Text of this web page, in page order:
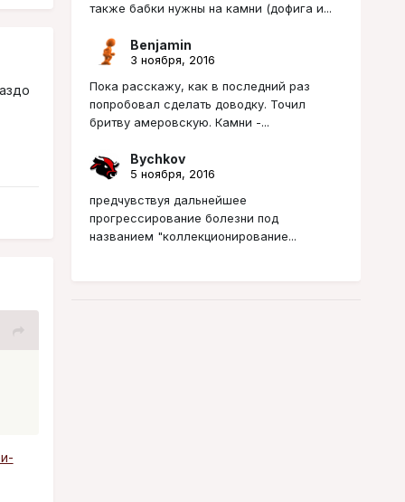
также бабки нужны на камни (дофига и...
Benjamin
3 ноября, 2016
Пока расскажу, как в последний раз
попробовал сделать доводку. Точил
бритву амеровскую. Камни -...
Bychkov
5 ноября, 2016
предчувствуя дальнейшее
прогрессирование болезни под
названием "коллекционирование...